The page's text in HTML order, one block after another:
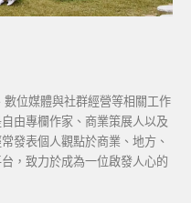
位媒體與社群經營等相關工作
由專欄作家、商業策展人以及
發表個人觀點於商業、地方、
，致力於成為一位啟發人心的